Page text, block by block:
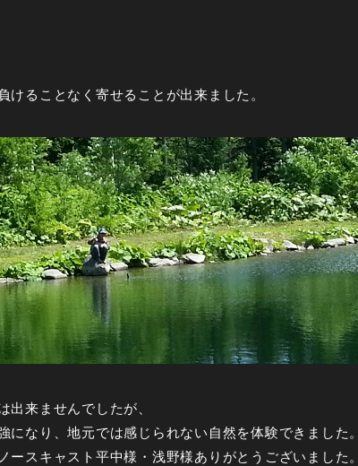
ることなく寄せることが出来ました。
来ませんでしたが、
になり、地元では感じられない自然を体験できました
ースキャスト平中様・浅野様ありがとうございました